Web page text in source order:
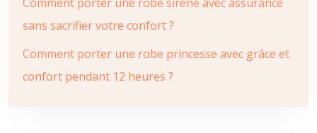
sans sacrifier votre confort ?
Comment porter une robe princesse avec grâce et
confort pendant 12 heures ?